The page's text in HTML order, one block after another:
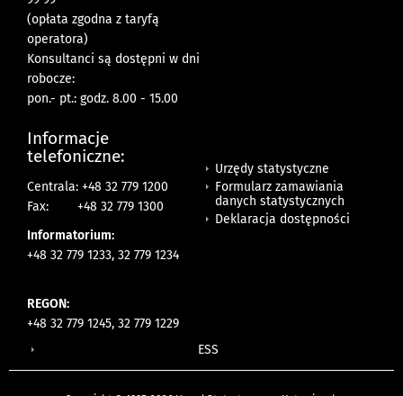
(opłata zgodna z taryfą
operatora)
Konsultanci są dostępni w dni
robocze:
pon.- pt.: godz. 8.00 - 15.00
Informacje
telefoniczne:
Centrala: +48 32 779 1200
Fax:
+48 32 779 1300
Informatorium:
+48 32 779 1233, 32 779 1234
REGON:
+48 32 779 1245, 32 779 1229
Urzędy statystyczne
Formularz zamawiania
danych statystycznych
Deklaracja dostępności
ESS